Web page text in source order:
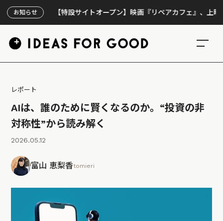
お知らせ【特設サイトオープン】映画『リペアカフェ』、上映300回の
レポート
AIは、誰のために賢くなるのか。“投資の非
対称性”から読み解く
2026.05.12
富山 恵梨香tomieri